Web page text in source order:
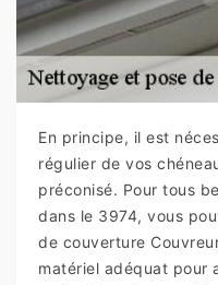
En principe, il est
régulier de vos
préconisé. Pour tous
dans le 3974, vous
de couverture
matériel adéquat pour